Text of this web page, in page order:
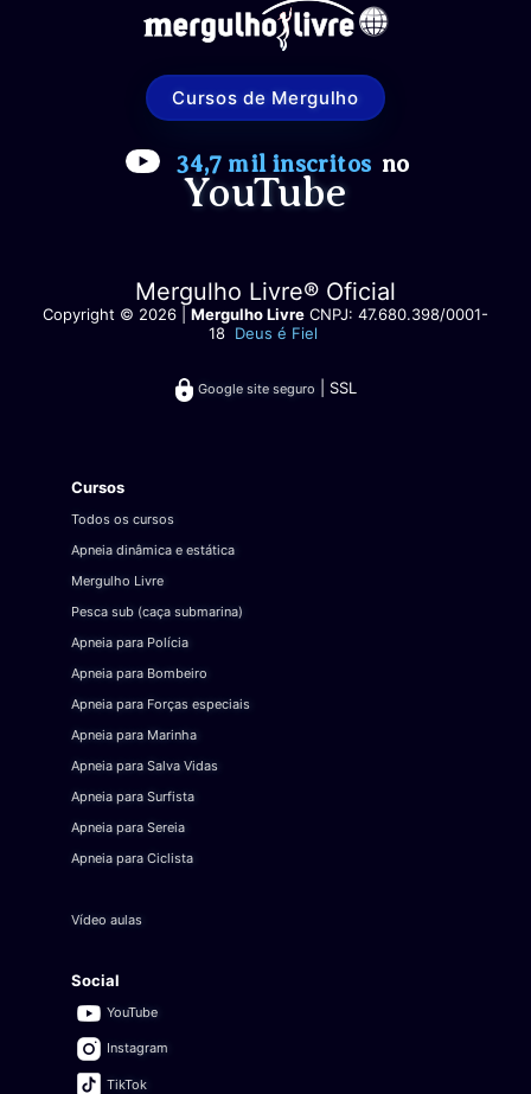
Cursos de Mergulho
34,7 mil inscritos no
YouTube
Mergulho Livre® Oficial
Copyright © 2026 | Mergulho Livre CNPJ: 47.680.398/0001-
18 Deus é Fiel
Google site seguro | SSL
Cursos
Todos os cursos
Apneia dinâmica e estática
Mergulho Livre
Pesca sub (caça submarina)
Apneia para Polícia
Apneia para Bombeiro
Apneia para Forças especiais
Apneia para Marinha
Apneia para Salva Vidas
Apneia para Surfista
Apneia para Sereia
Apneia para Ciclista
Vídeo aulas
Social
YouTube
Instagram
TikTok